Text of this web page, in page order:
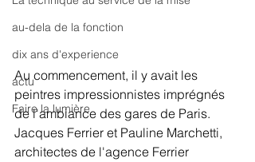
au-dela de la fonction
dix ans d'experience
actu
Faire la lumière
Au commencement, il y avait les
peintres impressionnistes imprégnés
de l'ambiance des gares de Paris.
Jacques Ferrier et Pauline Marchetti,
architectes de l'agence Ferrier